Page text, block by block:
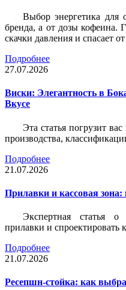
Выбор энергетика для
бренда, а от дозы кофеина.
скачки давления и спасает
Подробнее
27.07.2026
Виски: Элегантность в
Вкусе
Эта статья погрузит
производства,
Подробнее
21.07.2026
Прилавки и кассовая зона:
Экспертная статья
прилавки и спроектировать
Подробнее
21.07.2026
Ресепшн-стойка: как